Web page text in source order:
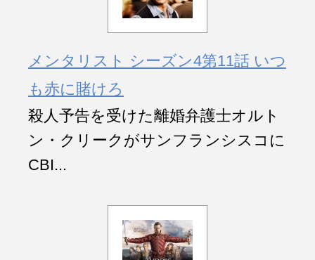
メンタリスト シーズン4第11話 いつ
も赤に賭けろ
殺人予告を受けた離婚弁護士オルト
ン・クリークがサンフランシスコに
CBI...